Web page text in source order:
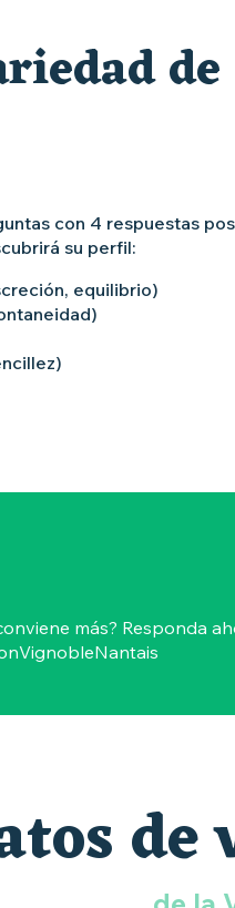
de
con 4 respuestas
su perfil:
equilibrio)
más? Responda
de